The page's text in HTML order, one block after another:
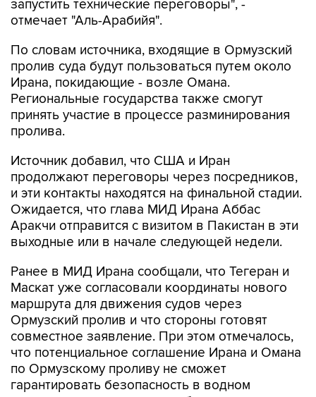
По словам источника, входящие в Ормузский
Ирана, покидающие - возле Омана.
Региональные государства также смогут
принять участие в процессе разминирования
пролива.
Источник добавил, что США и Иран
и эти контакты находятся на финальной стадии.
Ожидается, что глава МИД Ирана Аббас
Аракчи отправится с визитом в Пакистан в эти
выходные или в начале следующей недели.
Ранее в МИД Ирана сообщали, что Тегеран и
маршрута для движения судов через
Ормузский пролив и что стороны готовят
совместное заявление. При этом отмечалось,
что потенциальное соглашение Ирана и Омана
по Ормузскому проливу не сможет
гарантировать безопасность в водном
коридоре из-за риска дестабилизирующих
действий США.